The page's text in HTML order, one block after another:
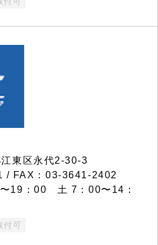
東区永代2-30-3
/ FAX：03-3641-2402
19：00 土 7：00〜14：
付可